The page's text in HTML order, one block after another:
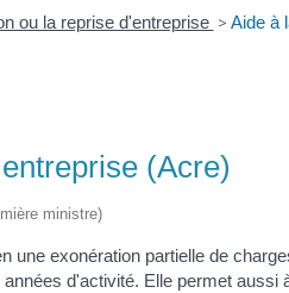
ou la reprise d'entreprise > Aide à
(Acre)
ministre)
une exonération partielle de
d'activité. Elle permet aussi